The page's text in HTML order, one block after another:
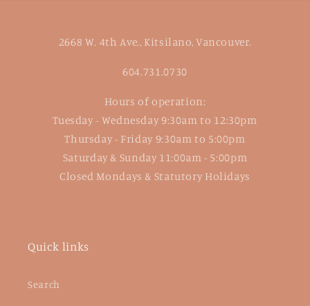
2668 W. 4th Ave., Kitsilano, Vancouver.
604.731.0730
Hours of operation:
Tuesday - Wednesday 9:30am to 12:30pm
Thursday - Friday 9:30am to 5:00pm
Saturday & Sunday 11:00am - 5:00pm
Closed Mondays & Statutory Holidays
Quick links
Search